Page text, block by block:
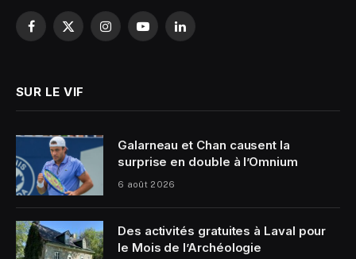
Facebook
X
InstagramYouTubeLinkedIn
SUR LE VIF
Galarneau et Chan causent la
surprise en double à l’Omnium
6 août 2026
Des activités gratuites à Laval pour
le Mois de l’Archéologie